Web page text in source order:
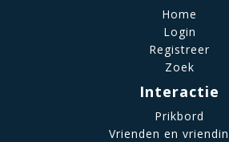
Home
Login
Registreer
Zoek
Interactie
Prikbord
Vrienden en